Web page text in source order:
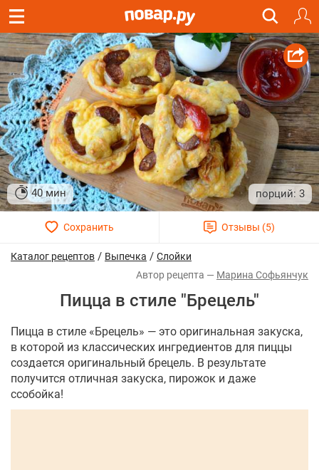
40 мин 3
Каталог рецептов / Выпечка / Слойки
Марина Софьянчук
Пицца в стиле "Брецель"
Пицца в стиле «Брецель» — это оригинальная закуска,
в которой из классических ингредиентов для пиццы
создается оригинальный брецель. В результате
получится отличная закуска, пирожок и даже
ссобойка!